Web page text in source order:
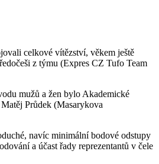
celkové vítězství, věkem ještě
z týmu (Expres CZ Tufo Team
mužů a žen bylo Akademické
Průdek (Masarykova
navíc minimální bodové odstupy
a účast řady reprezentantů v čele